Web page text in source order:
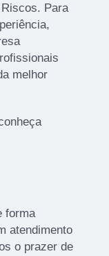
Para
melhor
forma
atendimento
o prazer de